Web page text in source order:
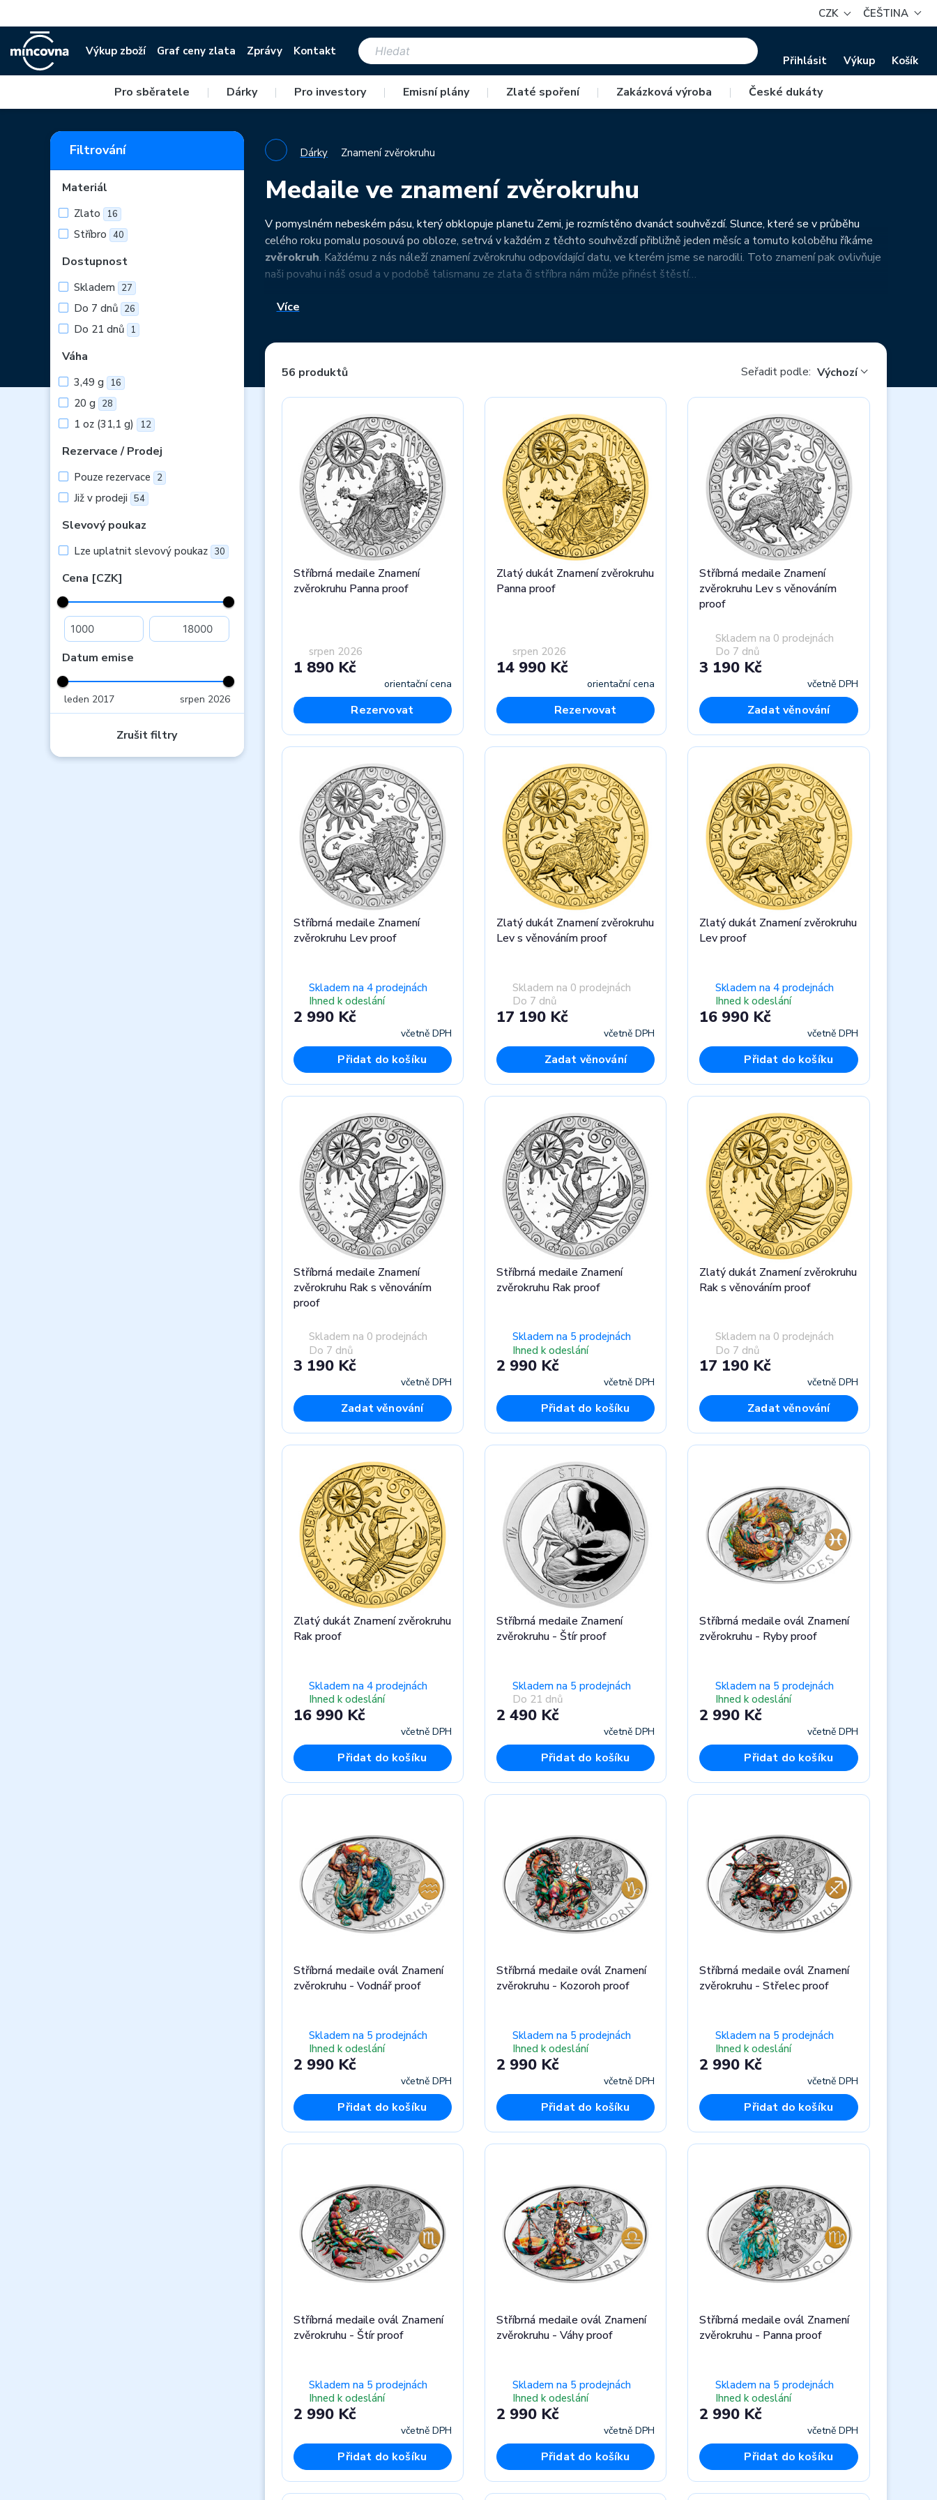
CZK ČEŠTINA
Výkup zboží Graf ceny zlata Zprávy Kontakt
Přihlásit Výkup Košík
Pro sběratele | Dárky | Pro investory | Emisní plány | Zlaté spoření | Zakázková výroba | České dukáty
Filtrování
Materiál
Zlato 16
Stříbro 40
Dostupnost
Skladem 27
Do 7 dnů 26
Do 21 dnů 1
Váha
3,49 g 16
20 g 28
1 oz (31,1 g) 12
Rezervace / Prodej
Pouze rezervace 2
Již v prodeji 54
Slevový poukaz
Lze uplatnit slevový poukaz 30
Cena [CZK]
Datum emise
leden 2017 srpen 2026
Zrušit filtry
Dárky Znamení zvěrokruhu
Medaile ve znamení zvěrokruhu
V pomyslném nebeském pásu, který obklopuje planetu Zemi, je rozmístěno dvanáct souhvězdí. Slunce, které se v průběhu
celého roku pomalu posouvá po obloze, setrvá v každém z těchto souhvězdí přibližně jeden měsíc a tomuto koloběhu říkáme
zvěrokruh. Každému z nás náleží znamení zvěrokruhu odpovídající datu, ve kterém jsme se narodili. Toto znamení pak ovlivňuje
naši povahu i náš osud a v podobě talismanu ze zlata či stříbra nám může přinést štěstí…
Více
56 produktů Seřadit podle: Výchozí
Stříbrná medaile Znamení
zvěrokruhu Panna proof
srpen 2026
1 890 Kč
orientační cena
Rezervovat
Zlatý dukát Znamení zvěrokruhu
Panna proof
srpen 2026
14 990 Kč
orientační cena
Rezervovat
Stříbrná medaile Znamení
zvěrokruhu Lev s věnováním
proof
Skladem na 0 prodejnách
Do 7 dnů
3 190 Kč
včetně DPH
Zadat věnování
Stříbrná medaile Znamení
zvěrokruhu Lev proof
Skladem na 4 prodejnách
Ihned k odeslání
2 990 Kč
včetně DPH
Přidat do košíku
Zlatý dukát Znamení zvěrokruhu
Lev s věnováním proof
Skladem na 0 prodejnách
Do 7 dnů
17 190 Kč
včetně DPH
Zadat věnování
Zlatý dukát Znamení zvěrokruhu
Lev proof
Skladem na 4 prodejnách
Ihned k odeslání
16 990 Kč
včetně DPH
Přidat do košíku
Stříbrná medaile Znamení
zvěrokruhu Rak s věnováním
proof
Skladem na 0 prodejnách
Do 7 dnů
3 190 Kč
včetně DPH
Zadat věnování
Stříbrná medaile Znamení
zvěrokruhu Rak proof
Skladem na 5 prodejnách
Ihned k odeslání
2 990 Kč
včetně DPH
Přidat do košíku
Zlatý dukát Znamení zvěrokruhu
Rak s věnováním proof
Skladem na 0 prodejnách
Do 7 dnů
17 190 Kč
včetně DPH
Zadat věnování
Zlatý dukát Znamení zvěrokruhu
Rak proof
Skladem na 4 prodejnách
Ihned k odeslání
16 990 Kč
včetně DPH
Přidat do košíku
Stříbrná medaile Znamení
zvěrokruhu - Štír proof
Skladem na 5 prodejnách
Do 21 dnů
2 490 Kč
včetně DPH
Přidat do košíku
Stříbrná medaile ovál Znamení
zvěrokruhu - Ryby proof
Skladem na 5 prodejnách
Ihned k odeslání
2 990 Kč
včetně DPH
Přidat do košíku
Stříbrná medaile ovál Znamení
zvěrokruhu - Vodnář proof
Skladem na 5 prodejnách
Ihned k odeslání
2 990 Kč
včetně DPH
Přidat do košíku
Stříbrná medaile ovál Znamení
zvěrokruhu - Kozoroh proof
Skladem na 5 prodejnách
Ihned k odeslání
2 990 Kč
včetně DPH
Přidat do košíku
Stříbrná medaile ovál Znamení
zvěrokruhu - Střelec proof
Skladem na 5 prodejnách
Ihned k odeslání
2 990 Kč
včetně DPH
Přidat do košíku
Stříbrná medaile ovál Znamení
zvěrokruhu - Štír proof
Skladem na 5 prodejnách
Ihned k odeslání
2 990 Kč
včetně DPH
Přidat do košíku
Stříbrná medaile ovál Znamení
zvěrokruhu - Váhy proof
Skladem na 5 prodejnách
Ihned k odeslání
2 990 Kč
včetně DPH
Přidat do košíku
Stříbrná medaile ovál Znamení
zvěrokruhu - Panna proof
Skladem na 5 prodejnách
Ihned k odeslání
2 990 Kč
včetně DPH
Přidat do košíku